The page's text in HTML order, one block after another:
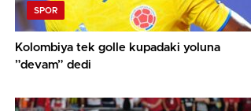
SPOR
Kolombiya tek golle kupadaki yoluna
”devam” dedi